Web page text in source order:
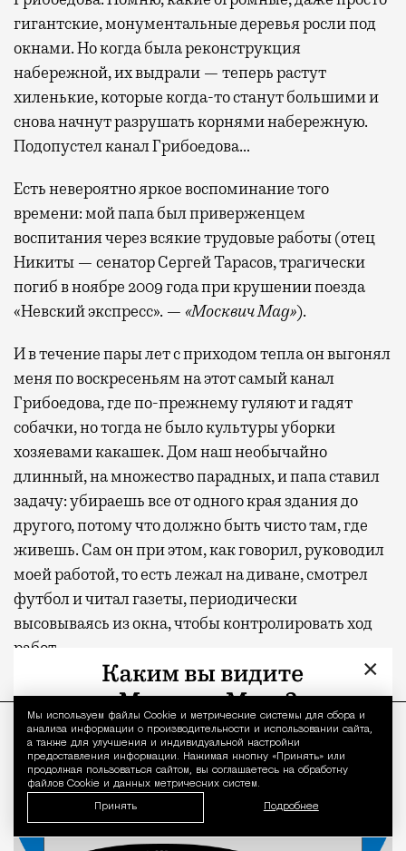
Уведомление
Мы используем файлы Сookie и метрические системы для сбора и
анализа информации о производительности и использовании сайта,
а также для улучшения и индивидуальной настройки
предоставления информации. Нажимая кнопку «Принять» или
продолжая пользоваться сайтом, вы соглашаетесь на обработку
файлов Cookie и данных метрических систем.
Принять Подробнее
гигантские, монументальные деревья росли под
окнами. Но когда была реконструкция
набережной, их выдрали — теперь растут
хиленькие, которые когда-то станут большими и
снова начнут разрушать корнями набережную.
Подопустел канал Грибоедова…
Есть невероятно яркое воспоминание того
времени: мой папа был приверженцем
воспитания через всякие трудовые работы (отец
Никиты — сенатор Сергей Тарасов, трагически
погиб в ноябре 2009 года при крушении поезда
«Невский экспресс». — «Москвич Mag»).
И в течение пары лет с приходом тепла он выгонял
меня по воскресеньям на этот самый канал
Грибоедова, где по-прежнему гуляют и гадят
собачки, но тогда не было культуры уборки
хозяевами какашек. Дом наш необычайно
длинный, на множество парадных, и папа ставил
задачу: убираешь все от одного края здания до
другого, потому что должно быть чисто там, где
живешь. Сам он при этом, как говорил, руководил
моей работой, то есть лежал на диване, смотрел
футбол и читал газеты, периодически
высовываясь из окна, чтобы контролировать ход
работ.
×